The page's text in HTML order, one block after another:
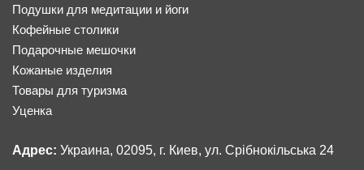
Подушки для медитации и йоги
Кофейные столики
Подарочные мешочки
Кожаные изделия
Товары для туризма
Уценка
Адрес: Украина, 02095, г. Киев, ул. Срібнокільська 24